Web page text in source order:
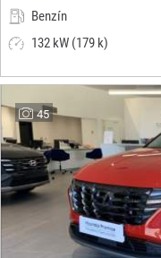
Benzín
132 kW (179 k)
45